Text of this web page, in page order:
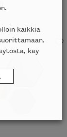
kaikkia
käy